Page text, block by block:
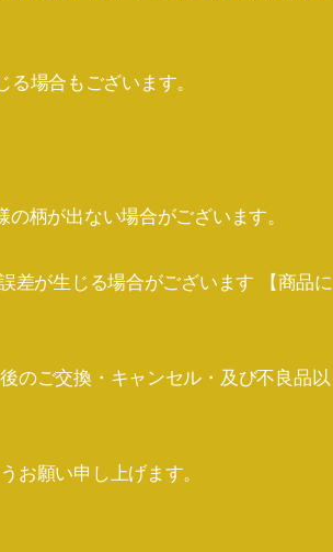
る場合もございます。
柄が出ない場合がございます。
差が生じる場合がございます 【商品に
のご交換・キャンセル・及び不良品以
お願い申し上げます。